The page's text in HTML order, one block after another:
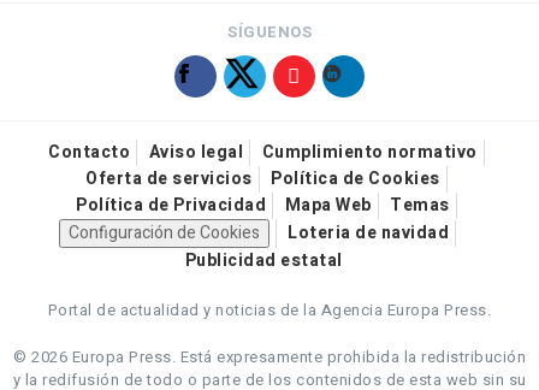
SÍGUENOS
Contacto Aviso legal
Cumplimiento normativo
Oferta de servicios
Política de Cookies
Política de Privacidad
Mapa Web
Temas
Configuración de Cookies
Loteria de navidad
Publicidad estatal
Portal de actualidad y noticias de la Agencia Europa Press.
© 2026 Europa Press. Está expresamente prohibida la redistribución
y la redifusión de todo o parte de los contenidos de esta web sin su